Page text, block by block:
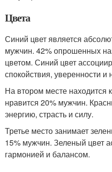
Цвета
Синий цвет является
мужчин. 42% опрошенных
цветом. Синий цвет
спокойствия, уверенности и
На втором месте находится
нравится 20% мужчин.
энергию, страсть и силу.
Третье место занимает
15% мужчин. Зеленый цвет
гармонией и балансом.